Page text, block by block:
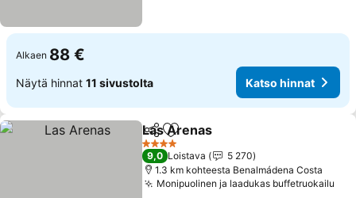
Alkaen 88 €
Näytä hinnat 11 sivustolta Katso hinnat
Jaa Lisää suosikkeihin
Las Arenas
4 Tähtiluokitus
9,0 Loistava
5 270
1.3 km kohteesta Benalmádena Costa
Monipuolinen ja laadukas buffetruokailu